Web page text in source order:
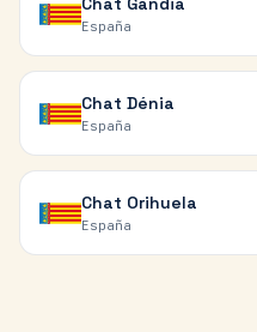
España
Chat Dénia
España
Chat Orihuela
España